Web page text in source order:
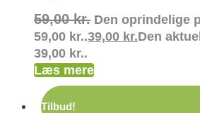
59,00kr. Den oprindelige
59,00 kr..39,00 kr.Den
39,00 kr..
Læs mere
Tilbud!